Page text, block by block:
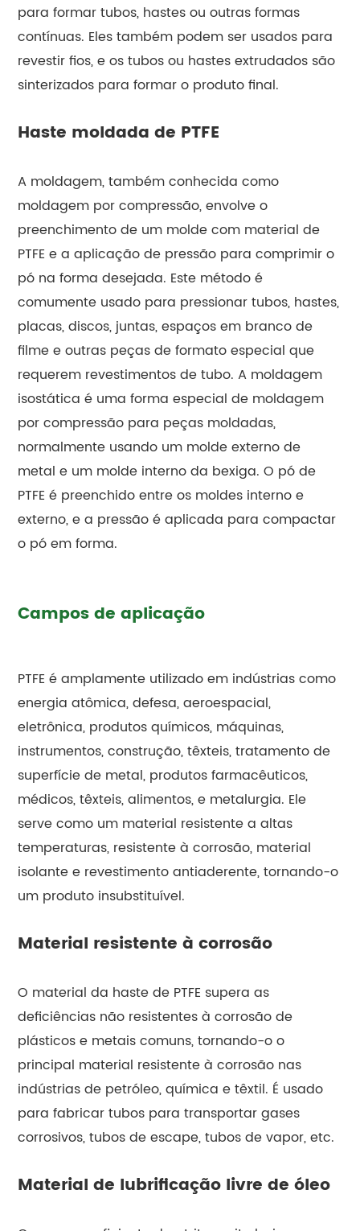
para formar tubos, hastes ou outras formas
contínuas. Eles também podem ser usados para
revestir fios, e os tubos ou hastes extrudados são
sinterizados para formar o produto final.
Haste moldada de PTFE
A moldagem, também conhecida como
moldagem por compressão, envolve o
preenchimento de um molde com material de
PTFE e a aplicação de pressão para comprimir o
pó na forma desejada. Este método é
comumente usado para pressionar tubos, hastes,
placas, discos, juntas, espaços em branco de
filme e outras peças de formato especial que
requerem revestimentos de tubo. A moldagem
isostática é uma forma especial de moldagem
por compressão para peças moldadas,
normalmente usando um molde externo de
metal e um molde interno da bexiga. O pó de
PTFE é preenchido entre os moldes interno e
externo, e a pressão é aplicada para compactar
o pó em forma.
Campos de aplicação
PTFE é amplamente utilizado em indústrias como
energia atômica, defesa, aeroespacial,
eletrônica, produtos químicos, máquinas,
instrumentos, construção, têxteis, tratamento de
superfície de metal, produtos farmacêuticos,
médicos, têxteis, alimentos, e metalurgia. Ele
serve como um material resistente a altas
temperaturas, resistente à corrosão, material
isolante e revestimento antiaderente, tornando-o
um produto insubstituível.
Material resistente à corrosão
O material da haste de PTFE supera as
deficiências não resistentes à corrosão de
plásticos e metais comuns, tornando-o o
principal material resistente à corrosão nas
indústrias de petróleo, química e têxtil. É usado
para fabricar tubos para transportar gases
corrosivos, tubos de escape, tubos de vapor, etc.
Material de lubrificação livre de óleo